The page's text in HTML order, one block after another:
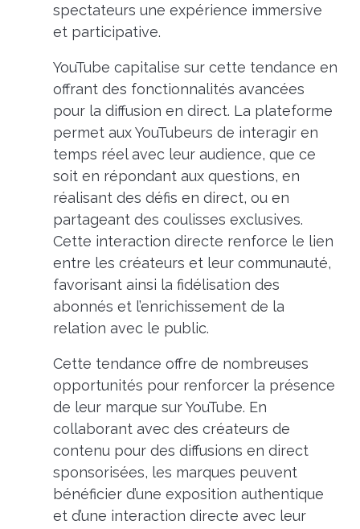
spectateurs une expérience immersive
et participative.
YouTube capitalise sur cette tendance en
offrant des fonctionnalités avancées
pour la diffusion en direct. La plateforme
permet aux YouTubeurs de interagir en
temps réel avec leur audience, que ce
soit en répondant aux questions, en
réalisant des défis en direct, ou en
partageant des coulisses exclusives.
Cette interaction directe renforce le lien
entre les créateurs et leur communauté,
favorisant ainsi la fidélisation des
abonnés et l’enrichissement de la
relation avec le public.
Cette tendance offre de nombreuses
opportunités pour renforcer la présence
de leur marque sur YouTube. En
collaborant avec des créateurs de
contenu pour des diffusions en direct
sponsorisées, les marques peuvent
bénéficier d’une exposition authentique
et d’une interaction directe avec leur